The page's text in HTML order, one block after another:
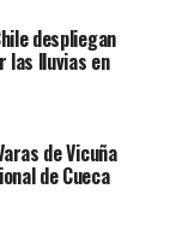
despliegan
las lluvias en
de Vicuña
de Cueca